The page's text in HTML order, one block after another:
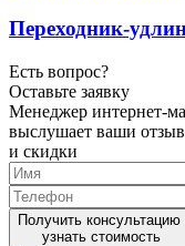
Переходник-
Есть вопрос?
Оставьте заявку
Менеджер интернет-
выслушает ваши
и скидки
Получить консультацию
узнать стоимость